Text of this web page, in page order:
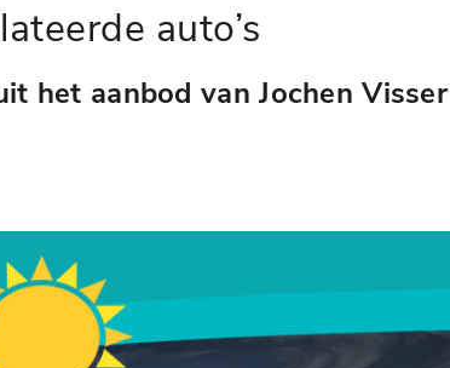
auto’s
het aanbod van Jochen Visser